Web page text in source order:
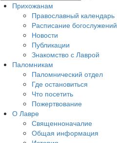
Прихожанам
Православный календарь
Расписание богослужений
Новости
Публикации
Знакомство с Лаврой
Паломникам
Паломнический отдел
Где остановиться
Что посетить
Пожертвование
О Лавре
Священноначалие
Общая информация